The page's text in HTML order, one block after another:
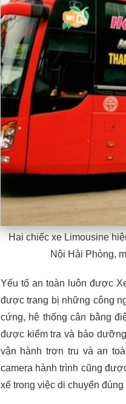
Hai chiếc xe Limousine
Nội Hải Phòng,
Yếu tố an toàn luôn được
được trang bị những công
cứng, hệ thống cân bằng
được kiểm tra và bảo
vận hành trơn tru và an
camera hành trình cũng
xế trong việc di chuyển